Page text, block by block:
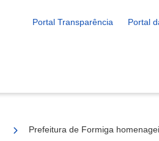
Portal Transparência Portal
Prefeitura de Formiga